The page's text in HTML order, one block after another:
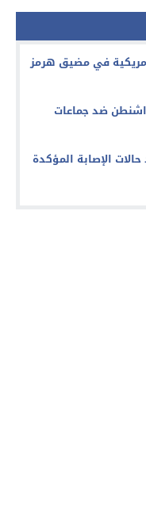
في مضيق هرمز
ضد جماعات
الإصابة المؤكدة